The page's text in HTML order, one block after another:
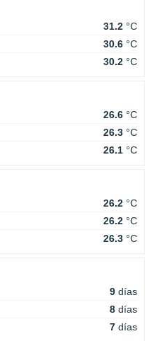
31.2 °C
30.6 °C
30.2 °C
26.6 °C
26.3 °C
26.1 °C
26.2 °C
26.2 °C
26.3 °C
9 días
8 días
7 días